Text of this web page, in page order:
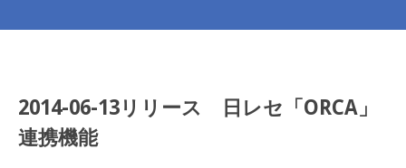
2014-06-13リリース 日レセ「ORCA」
連携機能